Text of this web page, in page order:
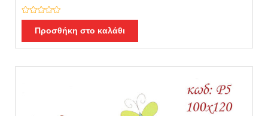
Β
μ
ο
Προσθήκη στο καλάθι